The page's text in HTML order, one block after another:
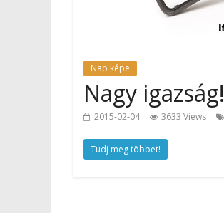
Nap képe
Nagy igazság!
2015-02-04 3633 Views
Tudj meg többet!